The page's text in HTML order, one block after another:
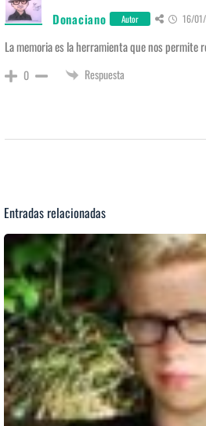
Donaciano Autor 16/
La memoria es la herramienta que nos permite
0 Respuesta
Entradas relacionadas